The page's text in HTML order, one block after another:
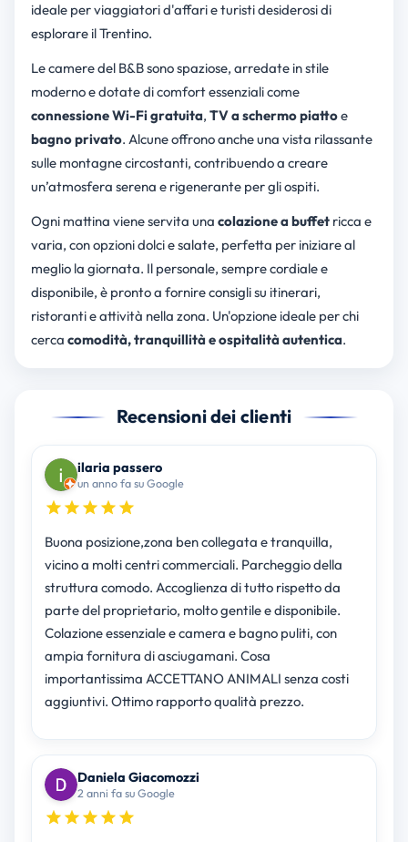
ideale per viaggiatori d'affari e turisti desiderosi di
esplorare il Trentino.
Le camere del B&B sono spaziose, arredate in stile
moderno e dotate di comfort essenziali come
connessione Wi-Fi gratuita, TV a schermo piattoe
bagno privato. Alcune offrono anche una vista rilassante
sulle montagne circostanti, contribuendo a creare
un’atmosfera serena e rigenerante per gli ospiti.
Ogni mattina viene servita una colazione a buffetricca e
varia, con opzioni dolci e salate, perfetta per iniziare al
meglio la giornata. Il personale, sempre cordiale e
disponibile, è pronto a fornire consigli su itinerari,
ristoranti e attività nella zona. Un'opzione ideale per chi
cerca comodità, tranquillità e ospitalità autentica.
Recensioni dei clienti
ilaria passero
un anno fa su Google
Buona posizione,zona ben collegata e tranquilla,
vicino a molti centri commerciali. Parcheggio della
struttura comodo. Accoglienza di tutto rispetto da
parte del proprietario, molto gentile e disponibile.
Colazione essenziale e camera e bagno puliti, con
ampia fornitura di asciugamani. Cosa
importantissima ACCETTANO ANIMALI senza costi
aggiuntivi. Ottimo rapporto qualità prezzo.
Daniela Giacomozzi
2 anni fa su Google